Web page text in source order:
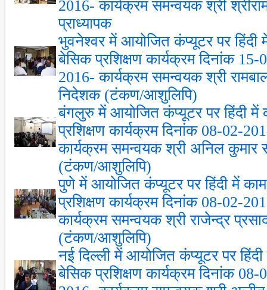
2016- कार्यक्रम समन्‍वयक श्री
प्राध्‍यापक
भुवनेश्‍वर में आयोजित कंप्‍यूटर पर
बेसिक प्रशिक्षण कार्यक्रम दिनांक
2016- कार्यक्रम समन्‍वयक श्री
निदेशक (टंकण/आशुलिपि)
बंगलुरु में आयोजित कंप्‍यूटर पर हिंदी
प्रशिक्षण कार्यक्रम दिनांक 08-02-
कार्यक्रम समन्‍वयक श्री अनिल
(टंकण/आशुलिपि)
पुणे में आयोजित कंप्‍यूटर पर हिंदी में
प्रशिक्षण कार्यक्रम दिनांक 08-02-
कार्यक्रम समन्‍वयक श्री राजेन्‍द्र
(टंकण/आशुलिपि)
नई दिल्‍ली में आयोजित कंप्‍यूटर पर
बेसिक प्रशिक्षण कार्यक्रम दिनांक